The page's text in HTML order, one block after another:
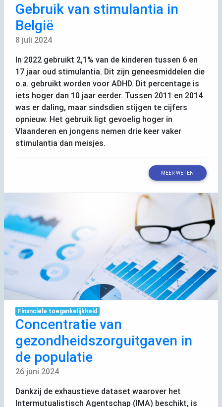
Gebruik van stimulantia in
België
8 juli 2024
In 2022 gebruikt 2,1% van de kinderen tussen 6 en
17 jaar oud stimulantia. Dit zijn geneesmiddelen die
o.a. gebruikt worden voor ADHD. Dit percentage is
iets hoger dan 10 jaar eerder. Tussen 2011 en 2014
was er daling, maar sindsdien stijgen te cijfers
opnieuw. Het gebruik ligt gevoelig hoger in
Vlaanderen en jongens nemen drie keer vaker
stimulantia dan meisjes.
MEER WETEN
Financiële toegankelijkheid
Concentratie van
gezondheidszorguitgaven in
de populatie
26 juni 2024
Dankzij de exhaustieve dataset waarover het
Intermutualistisch Agentschap (IMA) beschikt, is